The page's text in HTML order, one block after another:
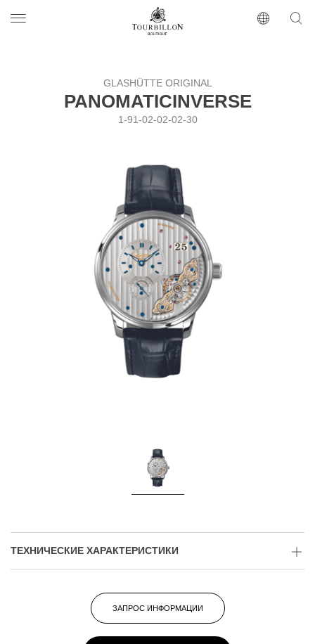
https://www.tourbillon.com/index.php/ru
GLASHÜTTE ORIGINAL
PANOMATICINVERSE
1-91-02-02-02-30
ТЕХНИЧЕСКИЕ ХАРАКТЕРИСТИКИ
ЗАПРОС ИНФОРМАЦИИ